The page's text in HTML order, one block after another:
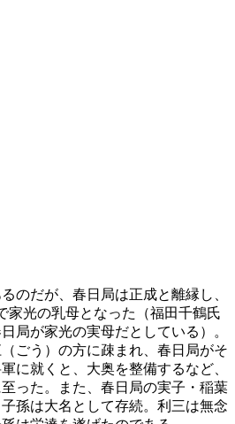
のだが、春日局は正成と離縁し、
家光の乳母となった（福田千鶴氏
局が家光の実母だとしている）。
ごう）の方に疎まれ、春日局がそ
に就くと、大奥を整備するなど、
った。また、春日局の実子・稲葉
孫は大名として存続。利三は無念